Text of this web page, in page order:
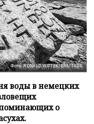
Фото: RONALD WITTEK/EPA/TASS
воды в немецких
о